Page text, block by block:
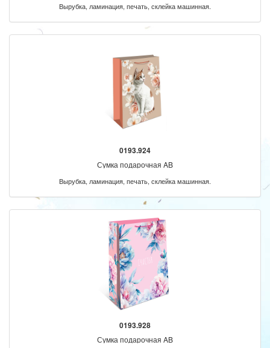
Вырубка, ламинация, печать, склейка машинная.
0193.924
Сумка подарочная AB
Вырубка, ламинация, печать, склейка машинная.
0193.928
Сумка подарочная AB